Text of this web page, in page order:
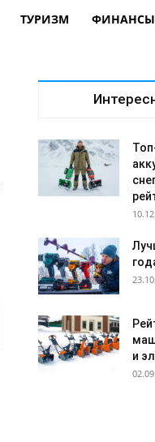
ТУРИЗМ ФИНАНСЫ
и